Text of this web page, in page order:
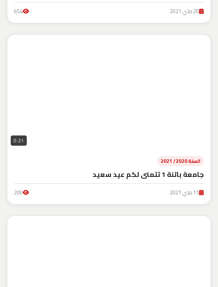
20 ماي 2021 654
0:21
السنة 2020/ 2021
جامعة باتنة 1 تتمنى لكم عيد سعيد
11 ماي 2021 200